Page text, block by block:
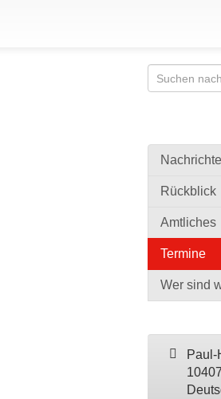
Rückblick
Amtliches
Termine
Wer sind
Paul-